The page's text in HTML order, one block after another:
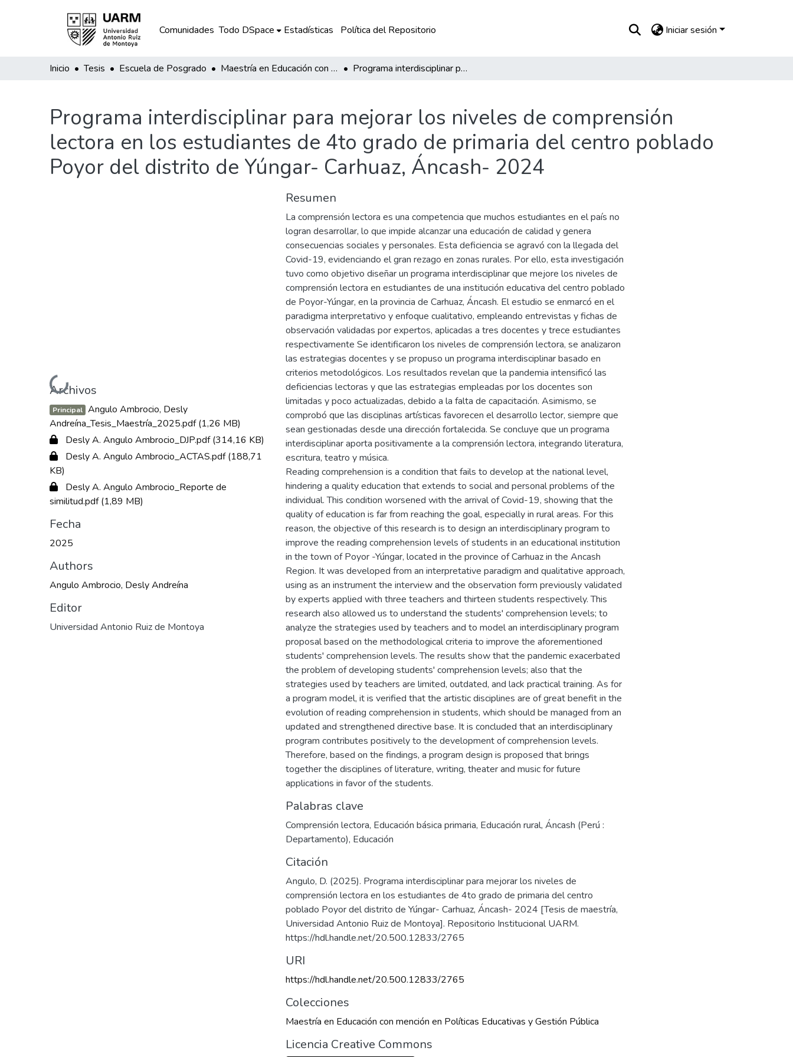
Comunidades Todo DSpace Estadísticas Política del Repositorio Iniciar sesión
Inicio Tesis Escuela de Posgrado Maestría en Educación con mención en Políticas Educativas y Gestión Pública Programa interdisciplinar para mejorar los niveles de comprensión lectora en los estudiantes de 4to grado de primaria del centro poblado Poyor del distrito de Yúngar- Carhuaz, Áncash- 2024
Programa interdisciplinar para mejorar los niveles de comprensión
lectora en los estudiantes de 4to grado de primaria del centro poblado
Poyor del distrito de Yúngar- Carhuaz, Áncash- 2024
Cargando...
Archivos
Principal Angulo Ambrocio, Desly
Andreína_Tesis_Maestría_2025.pdf(1,26 MB)
Desly A. Angulo Ambrocio_DJP.pdf(314,16 KB)
Desly A. Angulo Ambrocio_ACTAS.pdf(188,71
KB)
Desly A. Angulo Ambrocio_Reporte de
similitud.pdf(1,89 MB)
Fecha
2025
Authors
Angulo Ambrocio, Desly Andreína
Editor
Universidad Antonio Ruiz de Montoya
Resumen
La comprensión lectora es una competencia que muchos estudiantes en el país no
logran desarrollar, lo que impide alcanzar una educación de calidad y genera
consecuencias sociales y personales. Esta deficiencia se agravó con la llegada del
Covid-19, evidenciando el gran rezago en zonas rurales. Por ello, esta investigación
tuvo como objetivo diseñar un programa interdisciplinar que mejore los niveles de
comprensión lectora en estudiantes de una institución educativa del centro poblado
de Poyor-Yúngar, en la provincia de Carhuaz, Áncash. El estudio se enmarcó en el
paradigma interpretativo y enfoque cualitativo, empleando entrevistas y fichas de
observación validadas por expertos, aplicadas a tres docentes y trece estudiantes
respectivamente Se identificaron los niveles de comprensión lectora, se analizaron
las estrategias docentes y se propuso un programa interdisciplinar basado en
criterios metodológicos. Los resultados revelan que la pandemia intensificó las
deficiencias lectoras y que las estrategias empleadas por los docentes son
limitadas y poco actualizadas, debido a la falta de capacitación. Asimismo, se
comprobó que las disciplinas artísticas favorecen el desarrollo lector, siempre que
sean gestionadas desde una dirección fortalecida. Se concluye que un programa
interdisciplinar aporta positivamente a la comprensión lectora, integrando literatura,
escritura, teatro y música.
Reading comprehension is a condition that fails to develop at the national level,
hindering a quality education that extends to social and personal problems of the
individual. This condition worsened with the arrival of Covid-19, showing that the
quality of education is far from reaching the goal, especially in rural areas. For this
reason, the objective of this research is to design an interdisciplinary program to
improve the reading comprehension levels of students in an educational institution
in the town of Poyor -Yúngar, located in the province of Carhuaz in the Ancash
Region. It was developed from an interpretative paradigm and qualitative approach,
using as an instrument the interview and the observation form previously validated
by experts applied with three teachers and thirteen students respectively. This
research also allowed us to understand the students' comprehension levels; to
analyze the strategies used by teachers and to model an interdisciplinary program
proposal based on the methodological criteria to improve the aforementioned
students' comprehension levels. The results show that the pandemic exacerbated
the problem of developing students' comprehension levels; also that the
strategies used by teachers are limited, outdated, and lack practical training. As for
a program model, it is verified that the artistic disciplines are of great benefit in the
evolution of reading comprehension in students, which should be managed from an
updated and strengthened directive base. It is concluded that an interdisciplinary
program contributes positively to the development of comprehension levels.
Therefore, based on the findings, a program design is proposed that brings
together the disciplines of literature, writing, theater and music for future
applications in favor of the students.
Palabras clave
Comprensión lectora, Educación básica primaria, Educación rural, Áncash (Perú :
Departamento), Educación
Citación
Angulo, D. (2025). Programa interdisciplinar para mejorar los niveles de
comprensión lectora en los estudiantes de 4to grado de primaria del centro
poblado Poyor del distrito de Yúngar- Carhuaz, Áncash- 2024 [Tesis de maestría,
Universidad Antonio Ruiz de Montoya]. Repositorio Institucional UARM.
https://hdl.handle.net/20.500.12833/2765
URI
https://hdl.handle.net/20.500.12833/2765
Colecciones
Maestría en Educación con mención en Políticas Educativas y Gestión Pública
Licencia Creative Commons